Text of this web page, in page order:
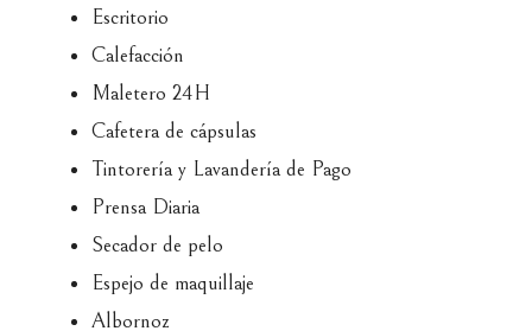
Escritorio
Calefacción
Maletero 24H
Cafetera de cápsulas
Tintorería y Lavandería de Pago
Prensa Diaria
Secador de pelo
Espejo de maquillaje
Albornoz